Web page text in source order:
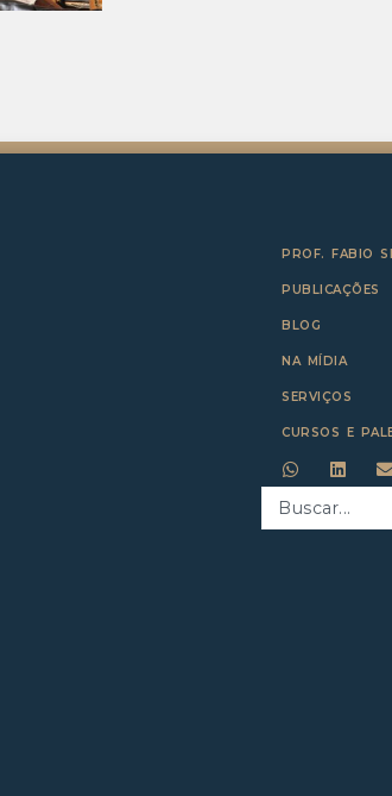
PROF. FABIO
PUBLICAÇÕES
BLOG
NA MÍDIA
SERVIÇOS
CURSOS E